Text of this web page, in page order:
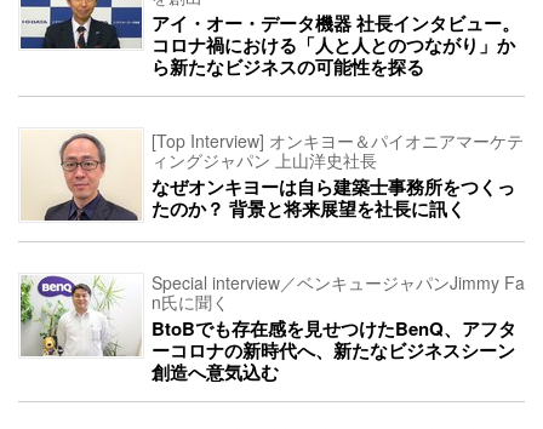
アイ・オー・データ機器 社長インタビュー。
コロナ禍における「人と人とのつながり」か
ら新たなビジネスの可能性を探る
[Top Interview] オンキヨー＆パイオニアマーケテ
ィングジャパン 上山洋史社長
なぜオンキヨーは自ら建築士事務所をつくっ
たのか？ 背景と将来展望を社長に訊く
Special interview／ベンキュージャパンJimmy Fa
n氏に聞く
BtoBでも存在感を見せつけたBenQ、アフタ
ーコロナの新時代へ、新たなビジネスシーン
創造へ意気込む